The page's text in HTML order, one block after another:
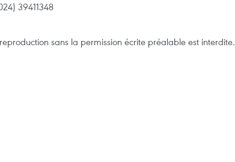
39411348
sans la permission écrite préalable est interdite.